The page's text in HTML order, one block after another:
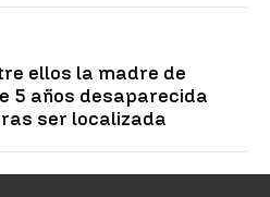
ellos la madre de
5 años desaparecida
ser localizada